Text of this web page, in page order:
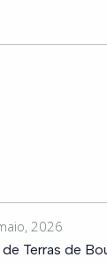
2026
Terras de